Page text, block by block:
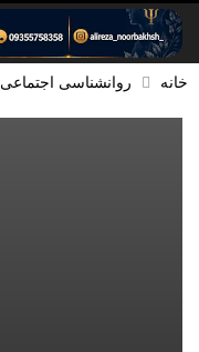
خانه روانشناسی اجتماعی